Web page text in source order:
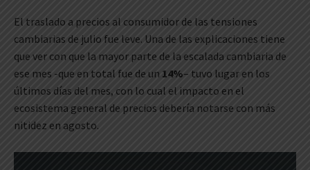
El traslado a precios al consumidor de las tensiones
cambiarias de julio fue leve. Una de las explicaciones tiene
que ver con que la mayor parte de la escalada cambiaria de
ese mes -que en total fue de un 14%– tuvo lugar en los
últimos días del mes, con lo cual el impacto en el
ecosistema general de precios debería notarse con más
nitidez en agosto.